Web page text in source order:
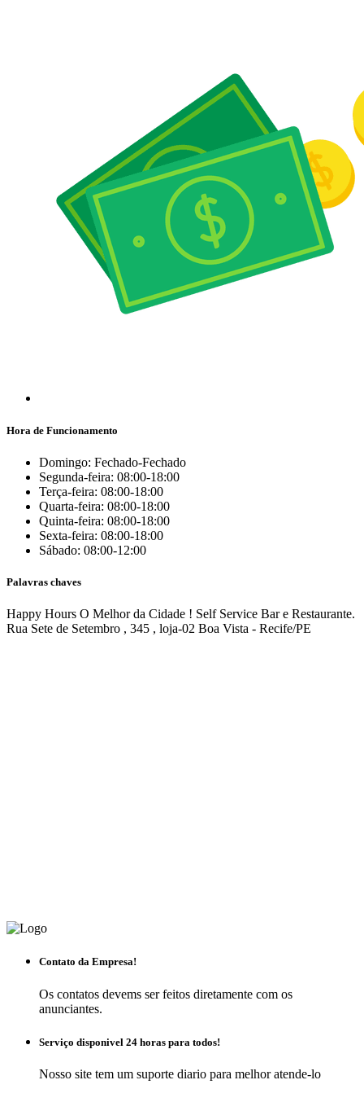
Hora de Funcionamento
Domingo: Fechado-Fechado
Segunda-feira: 08:00-18:00
Terça-feira: 08:00-18:00
Quarta-feira: 08:00-18:00
Quinta-feira: 08:00-18:00
Sexta-feira: 08:00-18:00
Sábado: 08:00-12:00
Palavras chaves
Happy Hours O Melhor da Cidade ! Self Service Bar e Restaurante.
Rua Sete de Setembro , 345 , loja-02 Boa Vista - Recife/PE
Contato da Empresa!
Os contatos devems ser feitos diretamente com os
anunciantes.
Serviço disponivel 24 horas para todos!
Nosso site tem um suporte diario para melhor atende-lo